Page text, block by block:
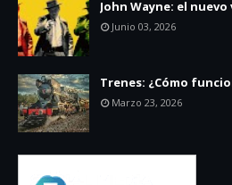
John Wayne: el
Junio 03, 2026
Trenes: ¿Cómo
Marzo 23, 2026